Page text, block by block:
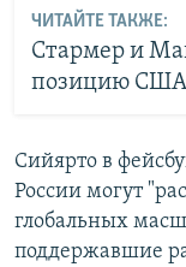
ЧИТАЙТЕ ТАКЖЕ:
Стармер и
позицию США
Сийярто в
России могут
глобальных
поддержавшие